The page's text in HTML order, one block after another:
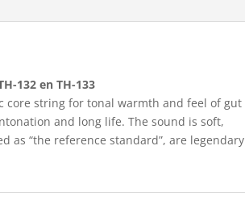
132 en TH-133
core string for tonal warmth and feel of gut
and long life. The sound is soft,
as “the reference standard”, are legendary